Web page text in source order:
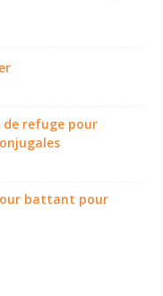
de refuge pour
battant pour